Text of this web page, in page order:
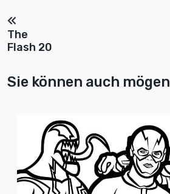
The
Flash 20
Sie können auch mögen